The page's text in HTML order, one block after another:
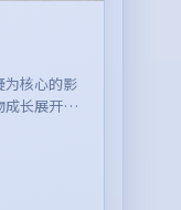
核心的影
成长展开，